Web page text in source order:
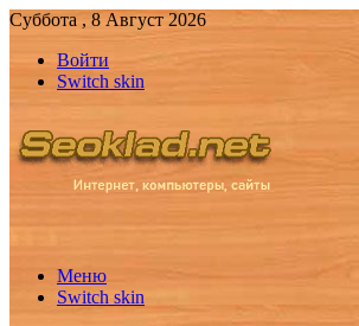
Суббота , 8 Август 2026
Войти
Switch skin
Меню
Switch skin